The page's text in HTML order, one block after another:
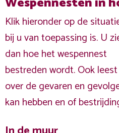
Klik hieronder op de
bij u van toepassing is. U
dan hoe het wespennest
bestreden wordt. Ook
over de gevaren en
kan hebben en of